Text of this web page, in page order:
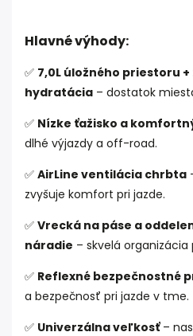
Hlavné výhody:
✅ 7,0L úložného priestoru +
hydratácia – dostatok
✅ Nízke ťažisko a
dlhé výjazdy a off-road.
✅ AirLine ventilácia chrbta
zvyšuje komfort pri jazde.
✅ Vrecká na páse a
náradie – skvelá
✅ Reflexné bezpečnostné
a bezpečnosť pri jazde v tme.
✅ Univerzálna veľkosť–